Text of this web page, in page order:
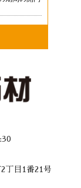
丁目1番21号